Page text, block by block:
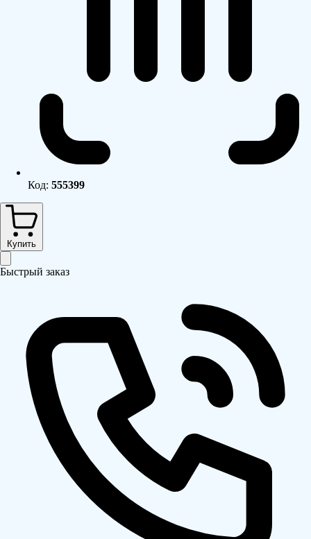
Код: 555399
Купить
Быстрый заказ